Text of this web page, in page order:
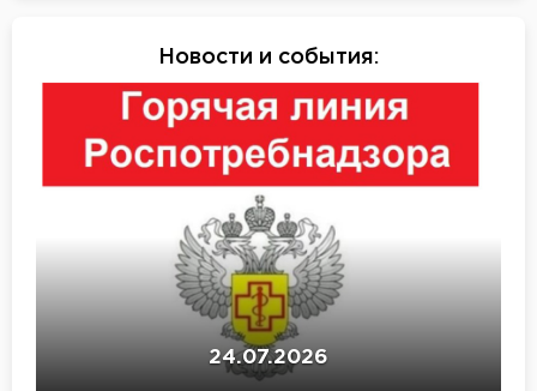
Новости и события:
24.07.2026